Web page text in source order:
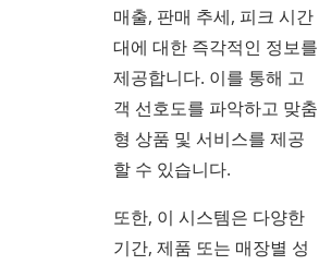
매출, 판매 추세, 피크 시간
대에 대한 즉각적인 정보를
제공합니다. 이를 통해 고
객 선호도를 파악하고 맞춤
형 상품 및 서비스를 제공
할 수 있습니다.
또한, 이 시스템은 다양한
기간, 제품 또는 매장별 성